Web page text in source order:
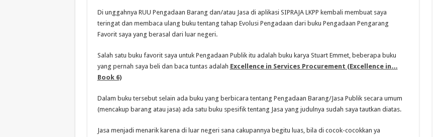
Di unggahnya RUU Pengadaan Barang dan/atau Jasa di aplikasi SIPRAJA LKPP kembali membuat saya
teringat dan membaca ulang buku tentang tahap Evolusi Pengadaan dari buku Pengadaan Pengarang
Favorit saya yang berasal dari luar negeri.
Salah satu buku favorit saya untuk Pengadaan Publik itu adalah buku karya Stuart Emmet, beberapa buku
yang pernah saya beli dan baca tuntas adalah Excellence in Services Procurement (Excellence in…
Book 6)
Dalam buku tersebut selain ada buku yang berbicara tentang Pengadaan Barang/Jasa Publik secara umum
(mencakup barang atau jasa) ada satu buku spesifik tentang Jasa yang judulnya sudah saya tautkan diatas.
Jasa menjadi menarik karena di luar negeri sana cakupannya begitu luas, bila di cocok-cocokkan ya